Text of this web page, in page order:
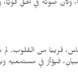
صوتُه في الحقِّ
قريبًا من القلوب. لم
فيؤثّرُ في مستمعيهِ